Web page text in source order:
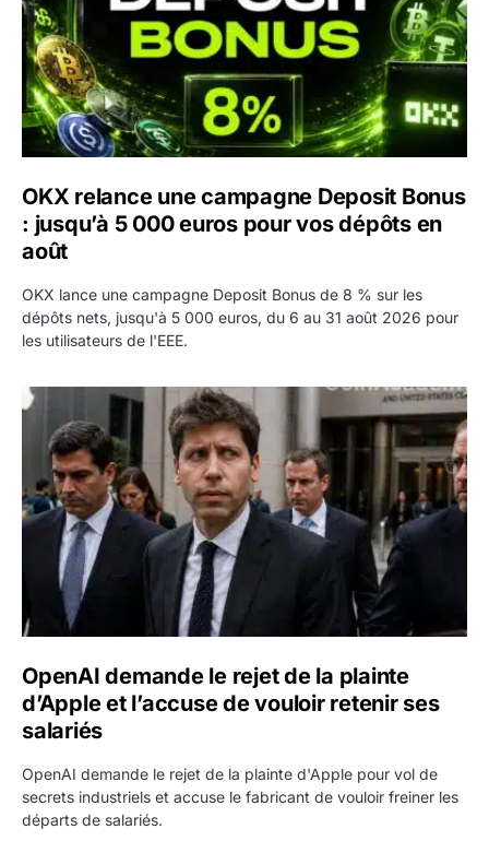
OKX relance une campagne Deposit Bonus
: jusqu’à 5 000 euros pour vos dépôts en
août
OKX lance une campagne Deposit Bonus de 8 % sur les
dépôts nets, jusqu'à 5 000 euros, du 6 au 31 août 2026 pour
les utilisateurs de l'EEE.
OpenAI demande le rejet de la plainte d’Apple et
OpenAI demande le rejet de la plainte
d’Apple et l’accuse de vouloir retenir ses
salariés
OpenAI demande le rejet de la plainte d'Apple pour vol de
secrets industriels et accuse le fabricant de vouloir freiner les
départs de salariés.